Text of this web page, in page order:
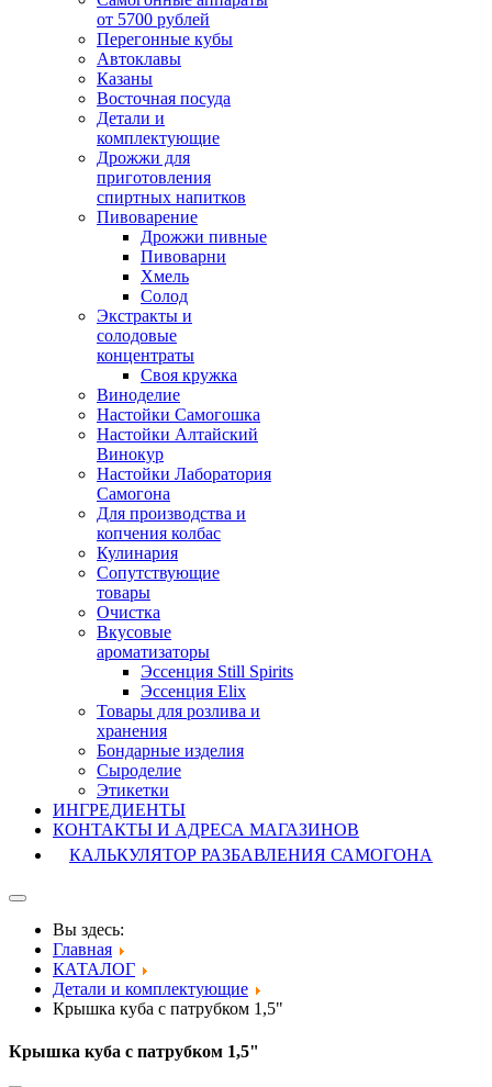
от 5700 рублей
Перегонные кубы
Автоклавы
Казаны
Восточная посуда
Детали и
комплектующие
Дрожжи для
приготовления
спиртных напитков
Пивоварение
Дрожжи пивные
Пивоварни
Хмель
Солод
Экстракты и
солодовые
концентраты
Своя кружка
Виноделие
Настойки Самогошка
Настойки Алтайский
Винокур
Настойки Лаборатория
Самогона
Для производства и
копчения колбас
Кулинария
Сопутствующие
товары
Очистка
Вкусовые
ароматизаторы
Эссенция Still Spirits
Эссенция Elix
Товары для розлива и
хранения
Бондарные изделия
Cыроделие
Этикетки
ИНГРЕДИЕНТЫ
КОНТАКТЫ И АДРЕСА МАГАЗИНОВ
КАЛЬКУЛЯТОР РАЗБАВЛЕНИЯ САМОГОНА
Вы здесь:
Главная
КАТАЛОГ
Детали и комплектующие
Крышка куба с патрубком 1,5"
Крышка куба с патрубком 1,5"